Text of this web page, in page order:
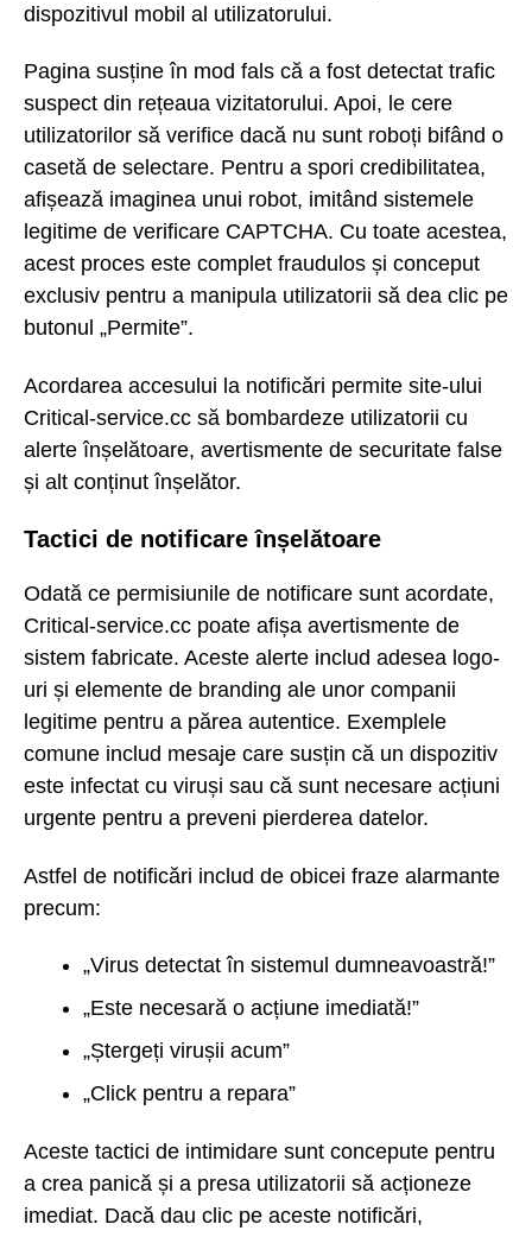
dispozitivul mobil al utilizatorului.
Pagina susține în mod fals că a fost detectat trafic
suspect din rețeaua vizitatorului. Apoi, le cere
utilizatorilor să verifice dacă nu sunt roboți bifând o
casetă de selectare. Pentru a spori credibilitatea,
afișează imaginea unui robot, imitând sistemele
legitime de verificare CAPTCHA. Cu toate acestea,
acest proces este complet fraudulos și conceput
exclusiv pentru a manipula utilizatorii să dea clic pe
butonul „Permite”.
Acordarea accesului la notificări permite site-ului
Critical-service.cc să bombardeze utilizatorii cu
alerte înșelătoare, avertismente de securitate false
și alt conținut înșelător.
Tactici de notificare înșelătoare
Odată ce permisiunile de notificare sunt acordate,
Critical-service.cc poate afișa avertismente de
sistem fabricate. Aceste alerte includ adesea logo-
uri și elemente de branding ale unor companii
legitime pentru a părea autentice. Exemplele
comune includ mesaje care susțin că un dispozitiv
este infectat cu viruși sau că sunt necesare acțiuni
urgente pentru a preveni pierderea datelor.
Astfel de notificări includ de obicei fraze alarmante
precum:
„Virus detectat în sistemul dumneavoastră!”
„Este necesară o acțiune imediată!”
„Ștergeți virușii acum”
„Click pentru a repara”
Aceste tactici de intimidare sunt concepute pentru
a crea panică și a presa utilizatorii să acționeze
imediat. Dacă dau clic pe aceste notificări,